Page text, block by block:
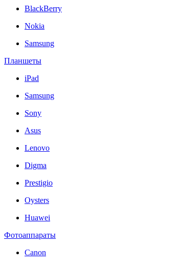
BlackBerry
Nokia
Samsung
Планшеты
iPad
Samsung
Sony
Asus
Lenovo
Digma
Prestigio
Oysters
Huawei
Фотоаппараты
Canon